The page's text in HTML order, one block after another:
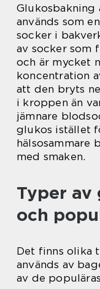
Glukosbakning
används som
socker i
av socker som
och är mycket
koncentration
att den bryts
i kroppen än
jämnare
glukos istället
hälsosammare
med smaken.
Typer av
och
Det finns olika
används av
av de